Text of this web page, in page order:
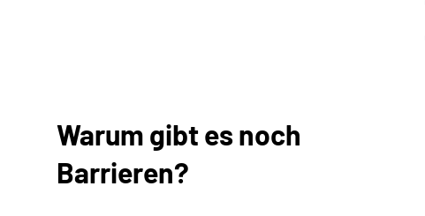
Warum gibt es noch
Barrieren?